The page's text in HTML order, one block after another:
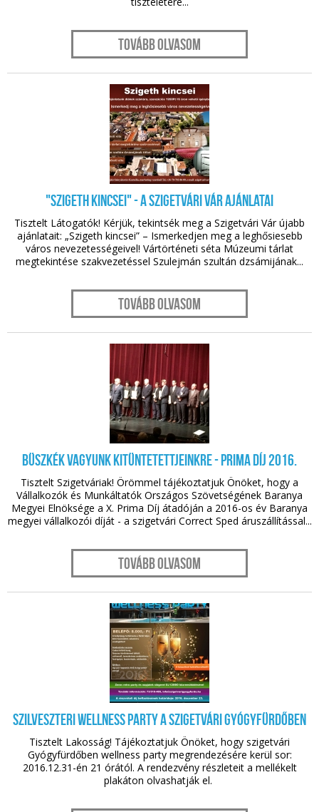
Tovább olvasom
"Szigeth kincsei" - a Szigetvári Vár ajánlatai
Tisztelt Látogatók! Kérjük, tekintsék meg a Szigetvári Vár újabb
ajánlatait: „Szigeth kincsei” – Ismerkedjen meg a leghősiesebb
város nevezetességeivel! Vártörténeti séta Múzeumi tárlat
megtekintése szakvezetéssel Szulejmán szultán dzsámijának...
Tovább olvasom
Büszkék vagyunk kitüntetettjeinkre - Prima Díj 2016.
Tisztelt Szigetváriak! Örömmel tájékoztatjuk Önöket, hogy a
Vállalkozók és Munkáltatók Országos Szövetségének Baranya
Megyei Elnöksége a X. Prima Díj átadóján a 2016-os év Baranya
megyei vállalkozói díját - a szigetvári Correct Sped áruszállítással...
Tovább olvasom
Szilveszteri wellness party a szigetvári gyógyfürdőben
Tisztelt Lakosság! Tájékoztatjuk Önöket, hogy szigetvári
Gyógyfürdőben wellness party megrendezésére kerül sor:
2016.12.31-én 21 órától. A rendezvény részleteit a mellékelt
plakáton olvashatják el.